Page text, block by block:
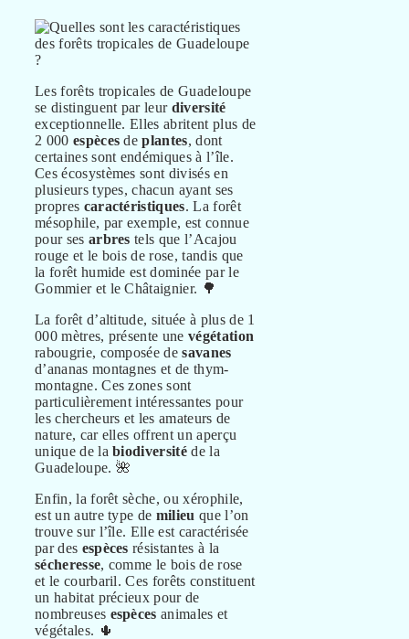
Les forêts tropicales de Guadeloupe
se distinguent par leur diversité
exceptionnelle. Elles abritent plus de
2 000 espèces deplantes, dont
certaines sont endémiques à l’île.
Ces écosystèmes sont divisés en
plusieurs types, chacun ayant ses
propres caractéristiques. La forêt
mésophile, par exemple, est connue
pour ses arbres tels que l’Acajou
rouge et le bois de rose, tandis que
la forêt humide est dominée par le
Gommier et le Châtaignier. 🌳
La forêt d’altitude, située à plus de 1
000 mètres, présente unevégétation
rabougrie, composée desavanes
d’ananas montagnes et de thym-
montagne. Ces zones sont
particulièrement intéressantes pour
les chercheurs et les amateurs de
nature, car elles offrent un aperçu
unique de labiodiversité de la
Guadeloupe. 🌺
Enfin, la forêt sèche, ou xérophile,
est un autre type de milieu que l’on
trouve sur l’île. Elle est caractérisée
par des espèces résistantes à la
sécheresse, comme le bois de rose
et le courbaril. Ces forêts constituent
un habitat précieux pour de
nombreuses espèces animales et
végétales. 🌵